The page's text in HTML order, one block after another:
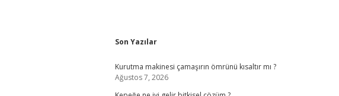
Sidebar
Son Yazılar
Kurutma makinesi çamaşırın ömrünü kısaltır mı ?
Ağustos 7, 2026